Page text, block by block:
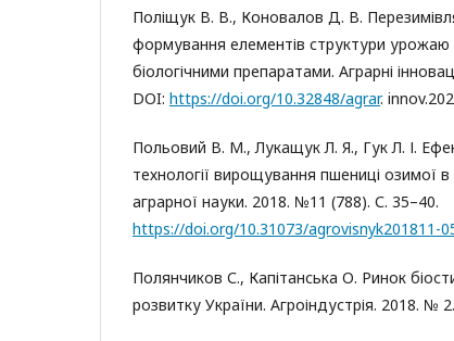
Поліщук В. В., Коновалов Д. В.
формування елементів структури урожаю
біологічними препаратами. Аграрні
DOI: https://doi.org/10.32848/agrar.
Польовий В. М., Лукащук Л. Я., Гук Л. І.
технології вирощування пшениці озимої в
аграрної науки. 2018. №11 (788). С. 35–40.
https://doi.org/10.31073/agrovisnyk201811-
Полянчиков С., Капітанська О. Ринок
розвитку України. Агроіндустрія. 2018. №